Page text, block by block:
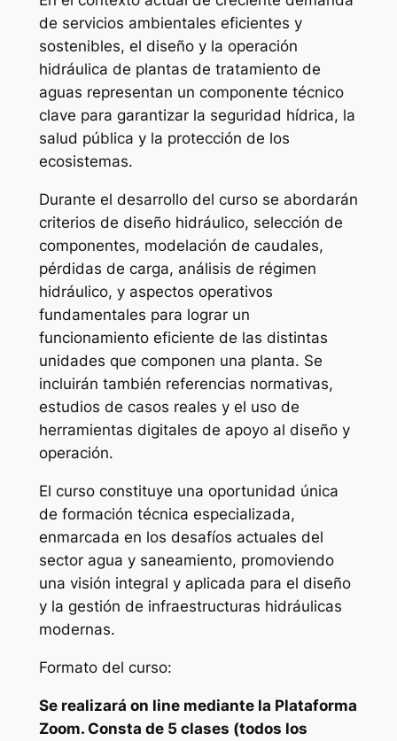
de servicios ambientales eficientes y
sostenibles, el diseño y la operación
hidráulica de plantas de tratamiento de
aguas representan un componente técnico
clave para garantizar la seguridad hídrica, la
salud pública y la protección de los
ecosistemas.
Durante el desarrollo del curso se abordarán
criterios de diseño hidráulico, selección de
componentes, modelación de caudales,
pérdidas de carga, análisis de régimen
hidráulico, y aspectos operativos
fundamentales para lograr un
funcionamiento eficiente de las distintas
unidades que componen una planta. Se
incluirán también referencias normativas,
estudios de casos reales y el uso de
herramientas digitales de apoyo al diseño y
operación.
El curso constituye una oportunidad única
de formación técnica especializada,
enmarcada en los desafíos actuales del
sector agua y saneamiento, promoviendo
una visión integral y aplicada para el diseño
y la gestión de infraestructuras hidráulicas
modernas.
Formato del curso:
Se realizará on line mediante la Plataforma
Zoom. Consta de 5 clases (todos los